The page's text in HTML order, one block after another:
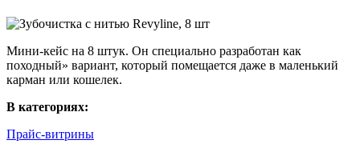
Мини-кейс на 8 штук. Он специально разработан как
походный» вариант, который помещается даже в маленький
карман или кошелек.
В категориях:
Прайс-витрины